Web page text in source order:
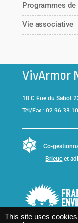
Programmes de
Vie associative
VivArmor
18 C Rue du Sabot
Tél/Fax : 02 96 33
Co-
Brieuc et
This site uses